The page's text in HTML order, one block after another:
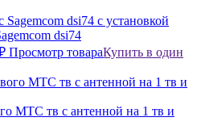
dsi74
Просмотр товараКупить в один
МТС тв с антенной на 1 тв и